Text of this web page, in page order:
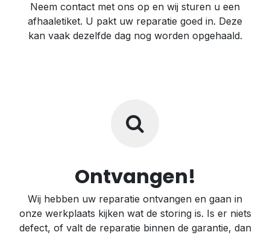
Neem contact met ons op en wij sturen u een
afhaaletiket. U pakt uw reparatie goed in. Deze
kan vaak dezelfde dag nog worden opgehaald.
Ontvangen!
Wij hebben uw reparatie ontvangen en gaan in
onze werkplaats kijken wat de storing is. Is er niets
defect, of valt de reparatie binnen de garantie, dan